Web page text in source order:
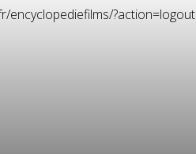
encyclopediefilms/